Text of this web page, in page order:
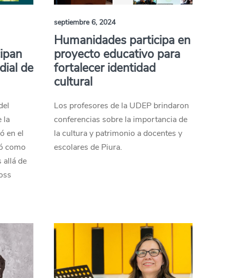
de
la
en el
como
allá de
septiembre 6, 2024
Humanidades participa en
proyecto educativo para
fortalecer identidad
cultural
Los profesores de la UDEP brindaron
conferencias sobre la importancia de
la cultura y patrimonio a docentes y
escolares de Piura.